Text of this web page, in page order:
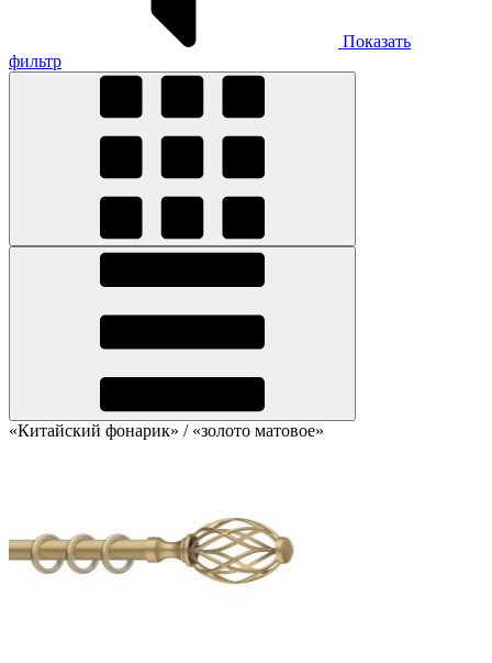
Показать
фильтр
«Китайский фонарик» / «золото матовое»